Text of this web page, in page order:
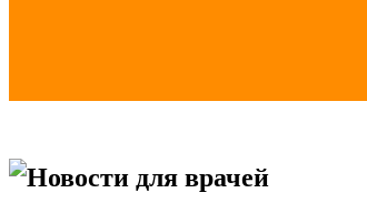
Новости для врачей